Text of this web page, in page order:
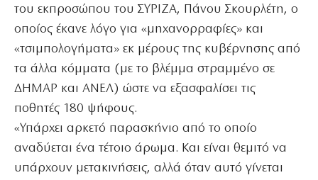
του εκπροσώπου του ΣΥΡΙΖΑ, Πάνου Σκουρλέτη, ο
οποίος έκανε λόγο για «μηχανορραφίες» και
«τσιμπολογήματα» εκ μέρους της κυβέρνησης από
τα άλλα κόμματα (με το βλέμμα στραμμένο σε
ΔΗΜΑΡ και ΑΝΕΛ) ώστε να εξασφαλίσει τις
ποθητές 180 ψήφους.
«Υπάρχει αρκετό παρασκήνιο από το οποίο
αναδύεται ένα τέτοιο άρωμα. Και είναι θεμιτό να
υπάρχουν μετακινήσεις, αλλά όταν αυτό γίνεται